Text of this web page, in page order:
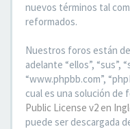
nuevos términos tal
reformados.
Nuestros foros están
adelante “ellos”, “sus”,
“www.phpbb.com”,
cual es una solución de
Public License v2 en
puede ser descargada